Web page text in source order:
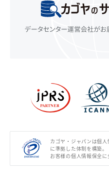
カゴヤ・ジャパンは個
に準拠した体制を構築。
お客様の個人情報保全に